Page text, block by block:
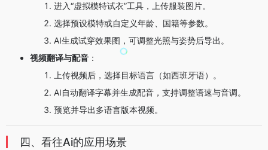
进入“虚拟模特试衣”工具，上传服装图片。
选择预设模特或自定义年龄、国籍等参数。
AI生成试穿效果图，可调整光照与姿势后导出。
视频翻译与配音 ：
上传视频后，选择目标语言（如西班牙语）。
AI自动翻译字幕并生成配音，支持调整语速与音调。
预览并导出多语言版本视频。
四、看往Ai的应用场景